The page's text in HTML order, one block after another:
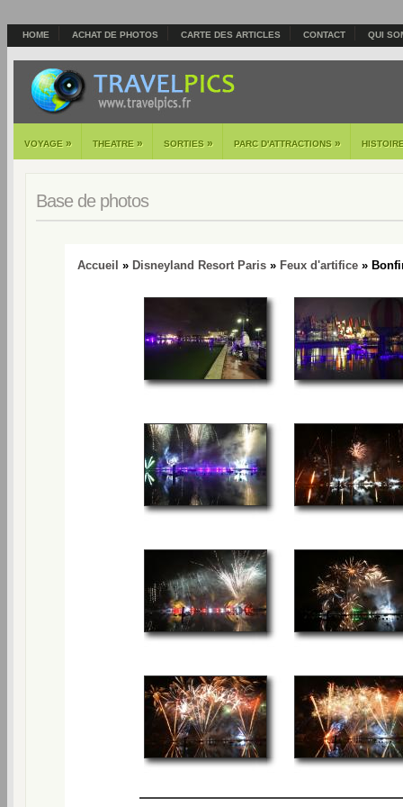
HOME ACHAT DE PHOTOS CARTE DES ARTICLES CONTACT QUI
VOYAGE » THEATRE » SORTIES » PARC D'ATTRACTIONS »
Base de photos
Accueil » Disneyland Resort Paris » Feux d'artifice »